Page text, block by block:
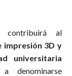
contribuirá al
3D y
universitaria
denominarse